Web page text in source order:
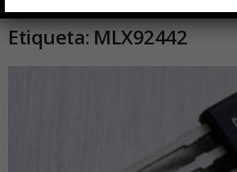
Inicio Etiquetas MLX92442
Etiqueta: MLX92442